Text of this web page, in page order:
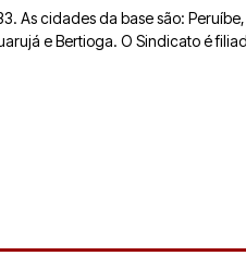
As cidades da base são:
e Bertioga. O Sindicato é